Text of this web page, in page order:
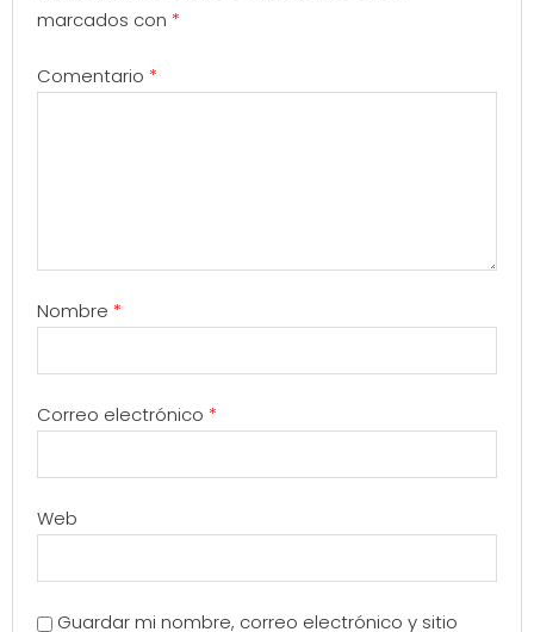
marcados con *
Comentario *
Nombre *
Correo electrónico *
Web
Guardar mi nombre, correo electrónico y sitio